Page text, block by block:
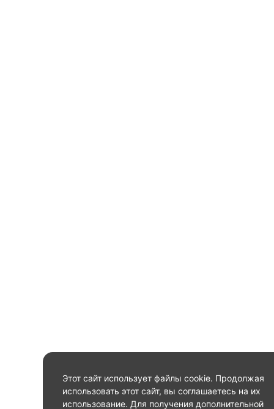
Этот сайт использует файлы cookie. Продолжая
использовать этот сайт, вы соглашаетесь на их
использование. Для получения дополнительной